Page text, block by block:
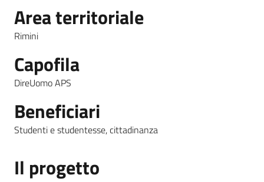
Menu selezionato
su
Area territoriale
Rimini
Capofila
DireUomo APS
Beneficiari
Studenti e studentesse, cittadinanza
Il progetto